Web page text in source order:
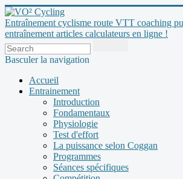
Entraînement cyclisme route VTT coaching
entraînement articles calculateurs en ligne !
Basculer la navigation
Accueil
Entrainement
Introduction
Fondamentaux
Physiologie
Test d'effort
La puissance selon Coggan
Programmes
Séances spécifiques